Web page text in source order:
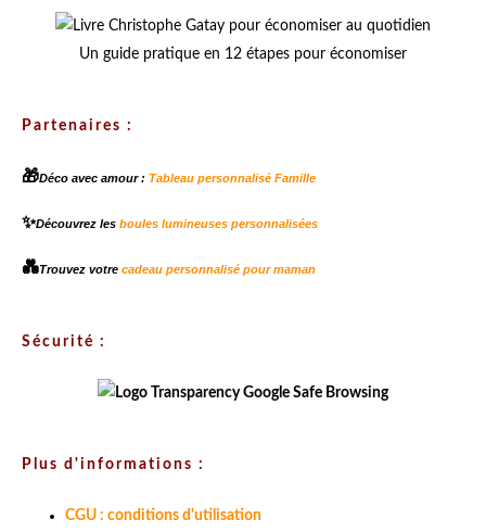
Un guide pratique en 12 étapes pour économiser
Partenaires :
🎁Déco avec amour : Tableau personnalisé Famille
✨Découvrez les boules lumineuses personnalisées
💑Trouvez votre cadeau personnalisé pour maman
Sécurité :
Plus d'informations :
CGU : conditions d'utilisation